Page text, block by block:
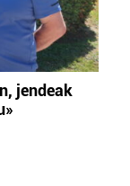
jendeak